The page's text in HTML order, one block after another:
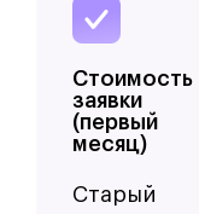
Стоимость
заявки
(первый
месяц)
Старый